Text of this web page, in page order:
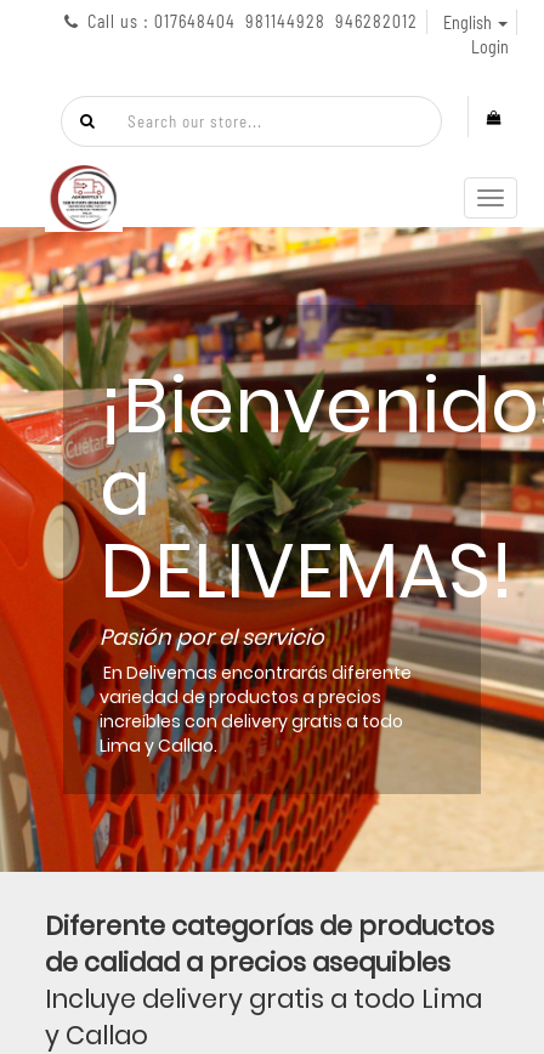
Call us : 017648404 981144928 946282012
English
Login
a
DELIVEMAS!
Pasión por el servicio
En Delivemas encontrarás diferente
variedad de productos a precios
increíbles con delivery gratis a todo
Lima y Callao.
Diferente categorías de productos
de calidad a precios asequibles
Incluye delivery gratis a todo Lima
y Callao